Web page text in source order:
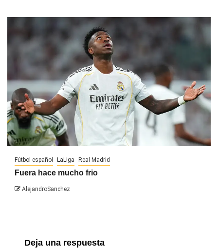
Fútbol español LaLiga Real Madrid
Fuera hace mucho frio
AlejandroSanchez
Deja una respuesta